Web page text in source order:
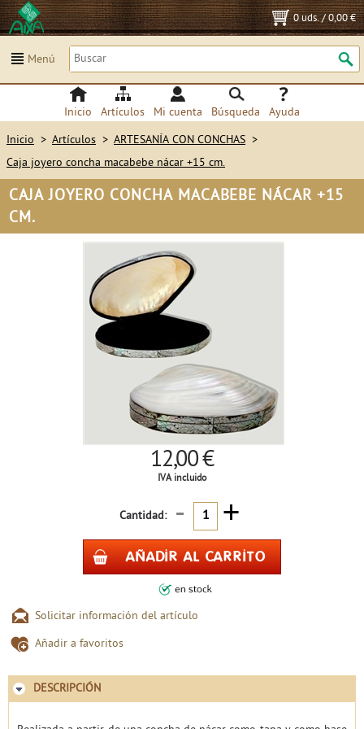
0 uds./0,00 €
Menú
Inicio Artículos Mi cuenta Búsqueda Ayuda
Inicio > Artículos > ARTESANÍA CON CONCHAS >
Caja joyero concha macabebe nácar +15 cm.
CAJA JOYERO CONCHA MACABEBE NÁCAR +15
CM.
12,00 €
IVA incluido
Cantidad: - +
Solicitar información del artículo
Añadir a favoritos
DESCRIPCIÓN